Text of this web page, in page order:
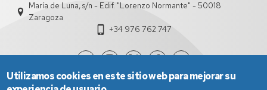
María de Luna, s/n - Edif. "Lorenzo Normante" - 50018
Zaragoza
+34 976 762 747
Utilizamos cookies en este sitio web para mejorar su